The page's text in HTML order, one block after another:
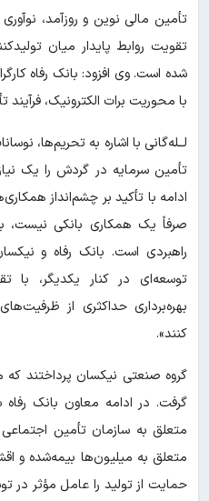
تأمین مالی نوین و روزآمد،
تقویت روابط پایدار میان
شده است. وی افزود: بانک رفاه
با محوریت برات الکترونیک،
لــله‌گانی با اشاره به تحریم‌ها،
تأمین سرمایه در گردش را یک
ادامه با تأکید بر چشم‌انداز
صرفاً یک همکاری بانکی نیست،
راهبردی است. بانک رفاه و
توسعه‌ای در کنار یکدیگر، با
بهره‌برداری حداکثری از
کنند».
گروه صنعتی نیکسان پرداختند
گرفت. در ادامه معاون بانک رفاه
متعلق به سازمان تأمین
متعلق به میلیون‌ها بیمه‌شده و
حمایت از تولید را عامل مؤثر در